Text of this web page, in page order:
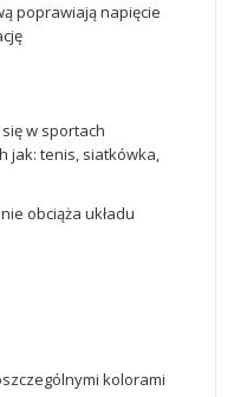
poprawiają napięcie
w sportach
jak: tenis, siatkówka,
obciąża układu
kolorami